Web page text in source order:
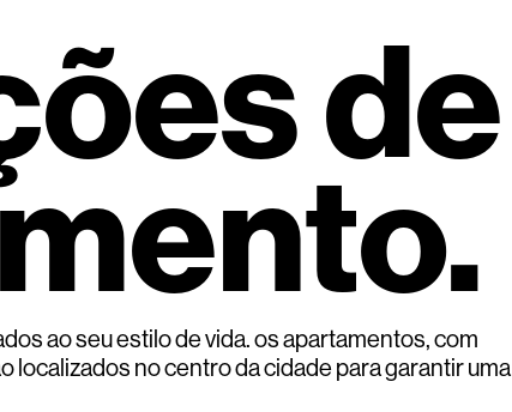
de
ao seu estilo de vida. os apartamentos, com
localizados no centro da cidade para garantir uma